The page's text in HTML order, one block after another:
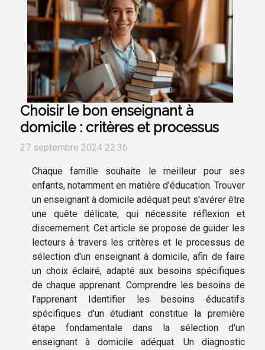
Choisir le bon enseignant à
domicile : critères et processus
27 septembre 2024 22:36
Chaque famille souhaite le meilleur pour ses
enfants, notamment en matière d'éducation. Trouver
un enseignant à domicile adéquat peut s'avérer être
une quête délicate, qui nécessite réflexion et
discernement. Cet article se propose de guider les
lecteurs à travers les critères et le processus de
sélection d'un enseignant à domicile, afin de faire
un choix éclairé, adapté aux besoins spécifiques
de chaque apprenant. Comprendre les besoins de
l'apprenant Identifier les besoins éducatifs
spécifiques d'un étudiant constitue la première
étape fondamentale dans la sélection d'un
enseignant à domicile adéquat. Un diagnostic